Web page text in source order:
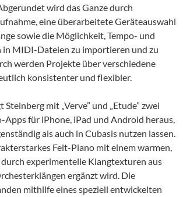
wird das Ganze durch
eine überarbeitete Geräteauswahl
sowie die Möglichkeit, Tempo- und
MIDI-Dateien zu importieren und zu
werden Projekte über verschiedene
konsistenter und flexibler.
mit „Verve” und „Etude” zwei
Apps für iPhone, iPad und Android heraus,
als auch in Cubasis nutzen lassen.
Felt-Piano mit einem warmen,
experimentelle Klangtexturen aus
ergänzt wird. Die
mithilfe eines speziell entwickelten